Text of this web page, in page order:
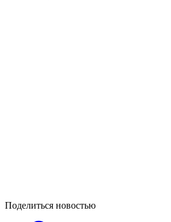
Поделиться новостью